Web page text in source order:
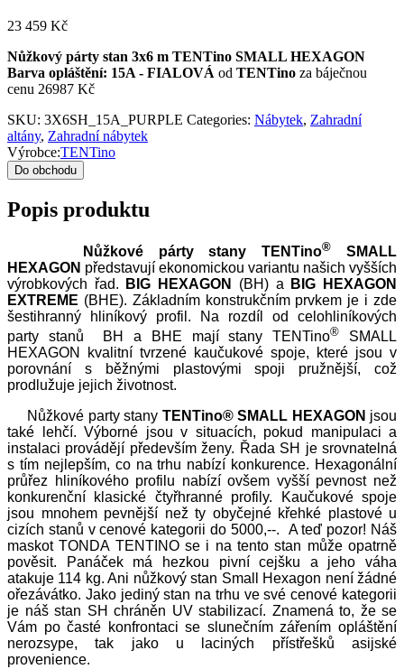
23 459 Kč
Nůžkový párty stan 3x6 m TENTino SMALL HEXAGON
Barva opláštění: 15A - FIALOVÁ od TENTino za báječnou
cenu 26987 Kč
SKU: 3X6SH_15A_PURPLE Categories: Nábytek, Zahradní
altány, Zahradní nábytek
Výrobce:TENTino
Do obchodu
Popis produktu
Nůžkové párty stany TENTino® SMALL
HEXAGON představují ekonomickou variantu našich vyšších
výrobkových řad.
BIG HEXAGON (BH) a
BIG HEXAGON
EXTREME (BHE). Základním konstrukčním prvkem je i zde
šestihranný hliníkový profil. Na rozdíl od celohliníkových
party stanů BH a BHE mají stany TENTino® SMALL
HEXAGON kvalitní tvrzené kaučukové spoje, které jsou v
porovnání s běžnými plastovými spoji pružnější, což
prodlužuje jejich životnost.
Nůžkové party stany TENTino® SMALL HEXAGON jsou
také lehčí. Výborné jsou v situacích, pokud manipulaci a
instalaci provádějí především ženy. Řada SH je srovnatelná
s tím nejlepším, co na trhu nabízí konkurence. Hexagonální
průřez hliníkového profilu nabízí ovšem vyšší pevnost než
konkurenční klasické čtyřhranné profily. Kaučukové spoje
jsou mnohem pevnější než ty obyčejné křehké plastové u
cizích stanů v cenové kategorii do 5000,--. A teď pozor! Náš
maskot TONDA TENTINO se i na tento stan může opatrně
pověsit. Panáček má hezkou pivní cejšku a jeho váha
atakuje 114 kg. Ani nůžkový stan Small Hexagon není žádné
ořezávátko. Jako jediný stan na trhu ve své cenové kategorii
je náš stan SH chráněn UV stabilizací. Znamená to, že se
Vám po časté konfrontaci se slunečním zářením opláštění
nerozsype, tak jako u laciných přístřešků asijské
provenience.